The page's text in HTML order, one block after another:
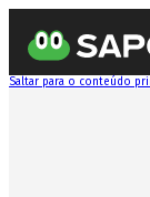
Saltar para o conteúdo